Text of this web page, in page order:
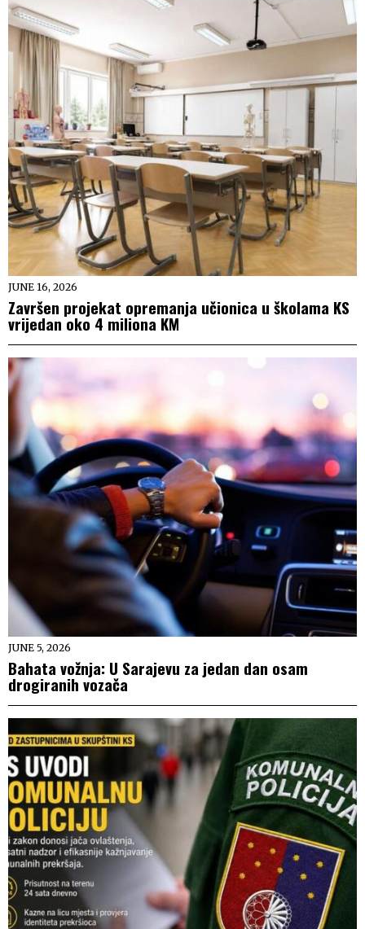
JUNE 16, 2026
Završen projekat opremanja učionica u školama KS
vrijedan oko 4 miliona KM
JUNE 5, 2026
Bahata vožnja: U Sarajevu za jedan dan osam
drogiranih vozača